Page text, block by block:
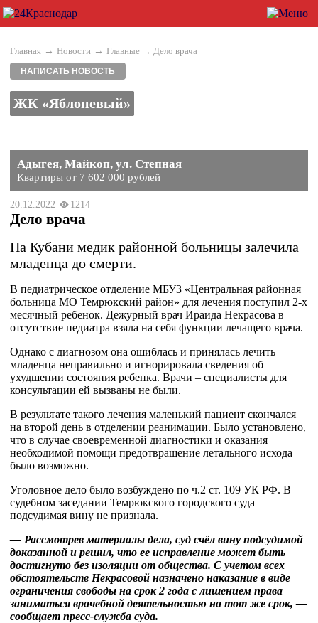
Главная → Новости → Главные → Дело врача
НАПИСАТЬ НОВОСТЬ
ЖК «Яблоневый»
Адыгея, Майкоп, ул. Степная
Квартиры от 7 602 000 рублей
20.12.2022 1214
Дело врача
На Кубани медик районной больницы залечила
младенца до смерти.
В педиатрическое отделение МБУЗ «Центральная районная
больница МО Темрюкский район» для лечения поступил 2-х
месячный ребенок. Дежурный врач Ираида Некрасова в
отсутствие педиатра взяла на себя функции лечащего врача.
Однако с диагнозом она ошиблась и принялась лечить
младенца неправильно и игнорировала сведения об
ухудшении состояния ребенка. Врачи – специалисты для
консультации ей вызваны не были.
В результате такого лечения маленький пациент скончался
на второй день в отделении реанимации. Было установлено,
что в случае своевременной диагностики и оказания
необходимой помощи предотвращение летального исхода
было возможно.
Уголовное дело было возбуждено по ч.2 ст. 109 УК РФ. В
судебном заседании Темрюкского городского суда
подсудимая вину не признала.
— Рассмотрев материалы дела, суд счёл вину подсудимой
доказанной и решил, что ее исправление может быть
достигнуто без изоляции от общества. С учетом всех
обстоятельств Некрасовой назначено наказание в виде
ограничения свободы на срок 2 года с лишением права
заниматься врачебной деятельностью на тот же срок, —
сообщает пресс-служба суда.